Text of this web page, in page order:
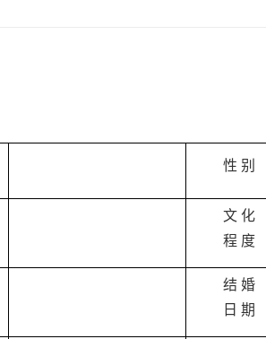
性 别
文 化
程 度
结 婚
日 期